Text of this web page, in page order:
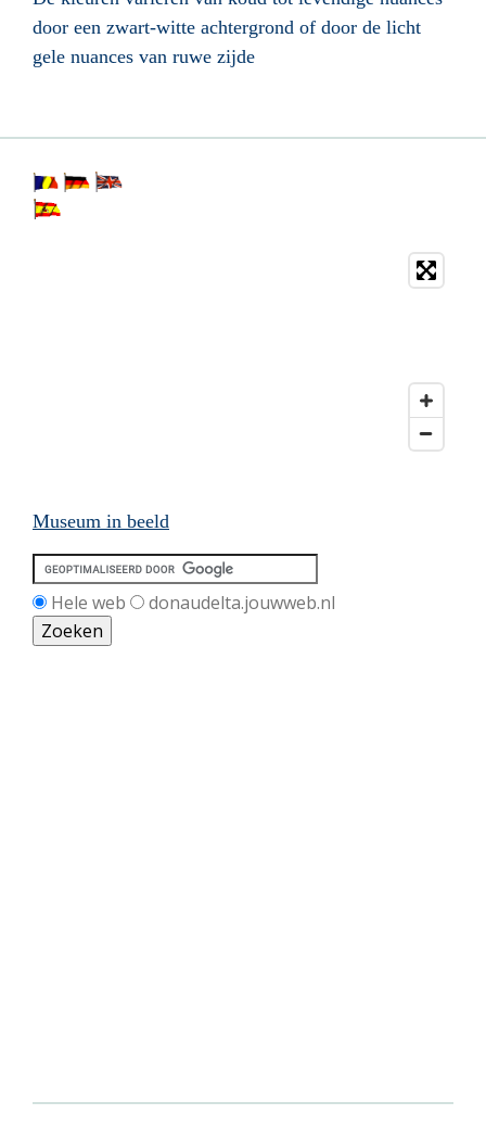
door een zwart-witte achtergrond of door de licht
gele nuances van ruwe zijde
Museum in beeld
Hele web donaudelta.jouwweb.nl